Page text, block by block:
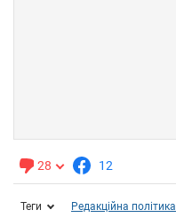
28 12
Теги Редакційна політика